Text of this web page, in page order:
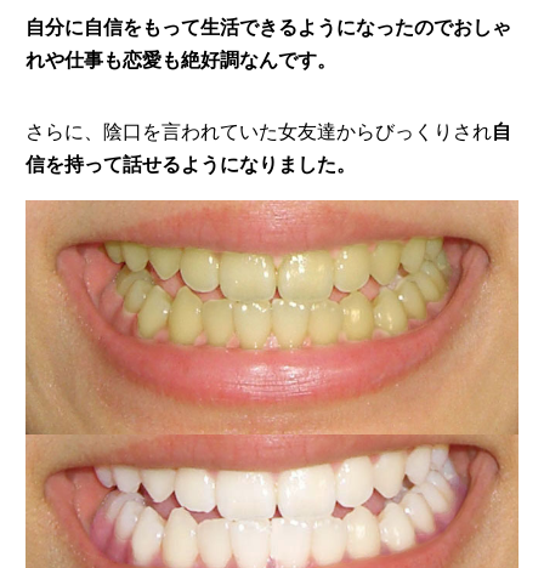
自分に自信をもって生活できるようになったのでおしゃ
れや仕事も恋愛も絶好調なんです。
さらに、陰口を言われていた女友達からびっくりされ自
信を持って話せるようになりました。